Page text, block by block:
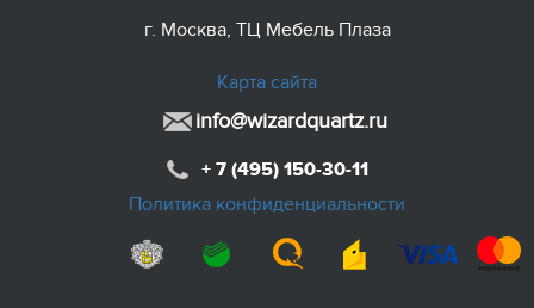
г. Москва, ТЦ Мебель Плаза
Карта сайта
info@wizardquartz.ru
+ 7 (495) 150-30-11
Политика конфиденциальности